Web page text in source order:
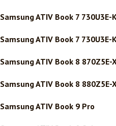
Samsung ATIV Book 7 730U3E-
Samsung ATIV Book 7 730U3E-
Samsung ATIV Book 8 870Z5E-
Samsung ATIV Book 8 880Z5E-
Samsung ATIV Book 9 Pro